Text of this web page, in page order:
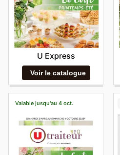
U Express
Voir le catalogue
Valable jusqu'au 4 oct.